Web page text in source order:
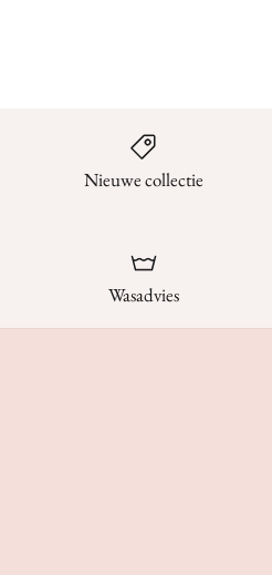
Nieuwe collectie
Wasadvies